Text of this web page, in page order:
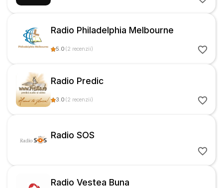
Radio Philadelphia Melbourne
5.0 (2 recenzii)
Radio Predic
3.0 (2 recenzii)
Radio SOS
Radio Vestea Buna